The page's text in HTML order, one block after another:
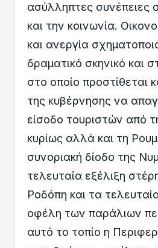
ασύλληπτες συνέπειες
και την κοινωνία.
και ανεργία
δραματικό σκηνικό και
στο οποίο προστίθεται
της κυβέρνησης να
είσοδο τουριστών από
κυρίως αλλά και τη
συνοριακή δίοδο της
τελευταία εξέλιξη
Ροδόπη και τα
οφέλη των παράλιων
αυτό το τοπίο η